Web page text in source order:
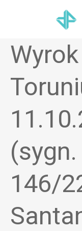
146/